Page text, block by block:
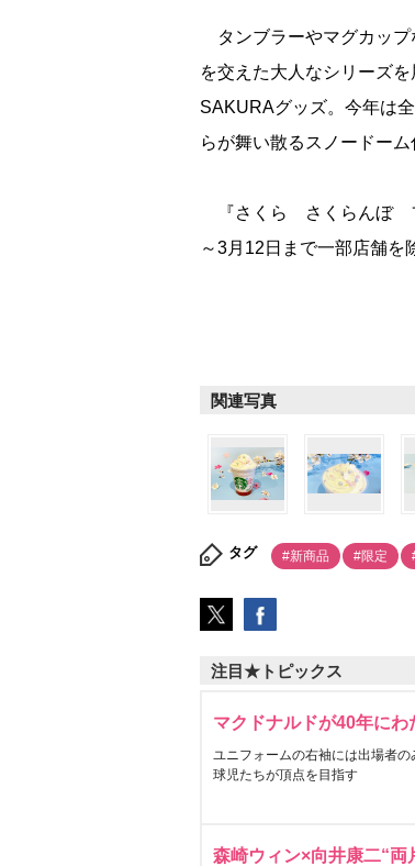
タンブラーやマグカップ
を交えた大人なシリーズ
SAKURAグッズ。今年は
らが舞い散るスノードー
『さくら さくらんぼ フ
～3月12日まで一部店舗を
関連写真
タグ #新商品 #限定
注目★トピックス
マクドナルドが40年にわ
ユニフォームの右袖には出場者
球児たちが頂点を目指す
森崎ウィン×向井康二“両